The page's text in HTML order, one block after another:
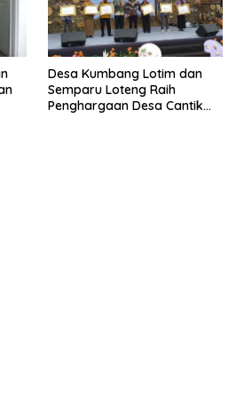
Desa Kumbang Lotim dan
Semparu Loteng Raih
Penghargaan Desa Cantik